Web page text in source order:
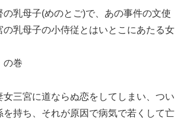
乳母子(めのとご)で、あの事件の文使
の乳母子の小侍従とはいとこにあたる女
の巻
女三宮に道ならぬ恋をしてしまい、つい
を持ち、それが原因で病気で若くして亡